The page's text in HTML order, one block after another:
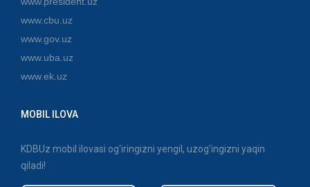
www.cbu.uz
www.gov.uz
www.uba.uz
www.ek.uz
MOBIL ILOVA
KDBUz mobil ilovasi og'iringizni yengil, uzog'ingizni yaqin
qiladi!